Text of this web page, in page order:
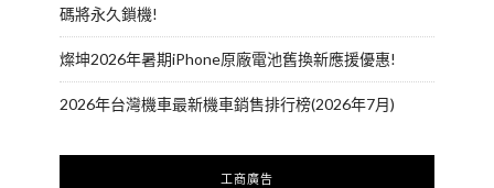
碼將永久鎖機!
燦坤2026年暑期iPhone原廠電池舊換新應援優惠!
2026年台灣機車最新機車銷售排行榜(2026年7月)
工商廣告